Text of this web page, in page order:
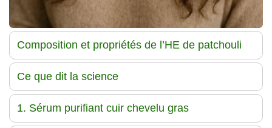
Composition et propriétés de l’HE de patchouli
Ce que dit la science
1. Sérum purifiant cuir chevelu gras